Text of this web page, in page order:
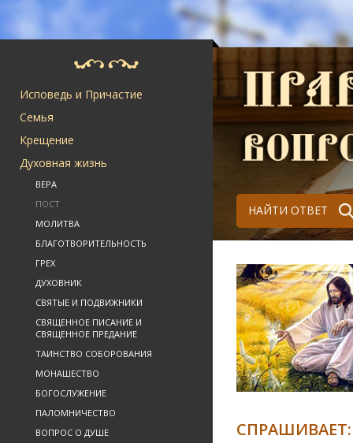
Исповедь и Причастие
Семья
Крещение
Духовная жизнь
ВЕРА
ПОСТ
МОЛИТВА
БЛАГОТВОРИТЕЛЬНОСТЬ
ГРЕХ
ДУХОВНИК
СВЯТЫЕ И ПОДВИЖНИКИ
СВЯЩЕННОЕ ПИСАНИЕ И
СВЯЩЕННОЕ ПРЕДАНИЕ
ТАИНСТВО СОБОРОВАНИЯ
МОНАШЕСТВО
БОГОСЛУЖЕНИЕ
ПАЛОМНИЧЕСТВО
ВОПРОС О ДУШЕ
НАЙТИ ОТВЕТ
СПРАШИВАЕТ: